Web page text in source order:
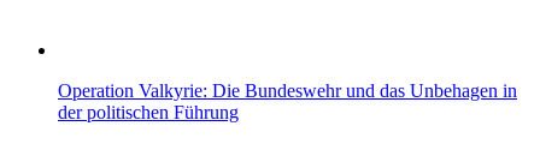
Operation Valkyrie: Die Bundeswehr und das Unbehagen in
der politischen Führung